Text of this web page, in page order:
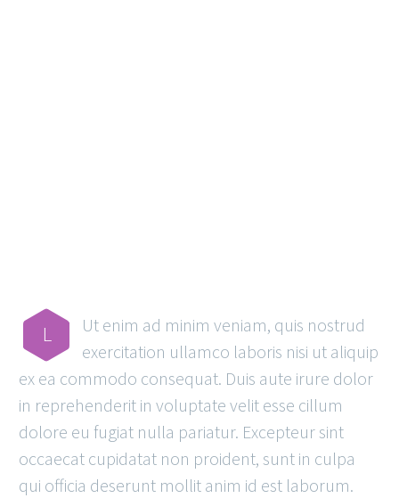
L
Ut enim ad minim veniam, quis nostrud
exercitation ullamco laboris nisi ut aliquip
ex ea commodo consequat. Duis aute irure dolor
in reprehenderit in voluptate velit esse cillum
dolore eu fugiat nulla pariatur. Excepteur sint
occaecat cupidatat non proident, sunt in culpa
qui officia deserunt mollit anim id est laborum.